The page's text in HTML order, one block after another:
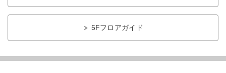
5Fフロアガイド